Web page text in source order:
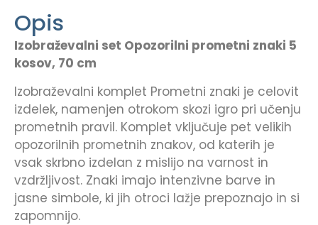
Opis
Izobraževalni set Opozorilni prometni znaki 5
kosov, 70 cm
Izobraževalni komplet Prometni znaki je celovit
izdelek, namenjen otrokom skozi igro pri učenju
prometnih pravil. Komplet vključuje pet velikih
opozorilnih prometnih znakov, od katerih je
vsak skrbno izdelan z mislijo na varnost in
vzdržljivost. Znaki imajo intenzivne barve in
jasne simbole, ki jih otroci lažje prepoznajo in si
zapomnijo.